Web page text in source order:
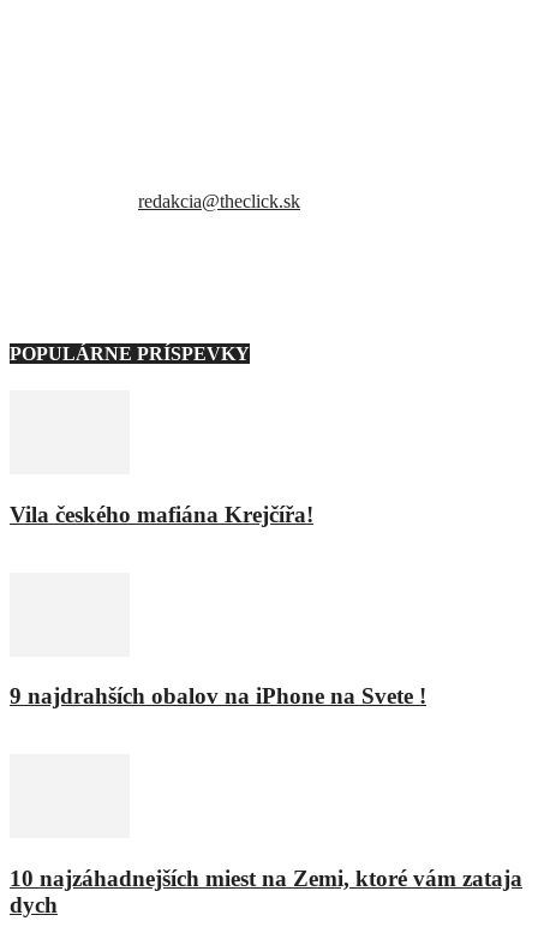
redakcia@theclick.sk
POPULÁRNE PRÍSPEVKY
Vila českého mafiána Krejčířa!
9 najdrahších obalov na iPhone na Svete !
10 najzáhadnejších miest na Zemi, ktoré vám zataja
dych